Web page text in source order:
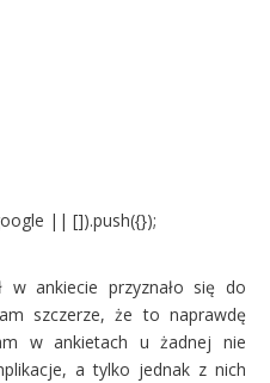
|| []).push({});
w ankiecie przyznało się do
szczerze, że to naprawdę
w ankietach u żadnej nie
a tylko jednak z nich